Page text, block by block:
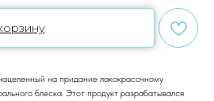
на придание лакокрасочному
блеска. Этот продукт разрабатывался